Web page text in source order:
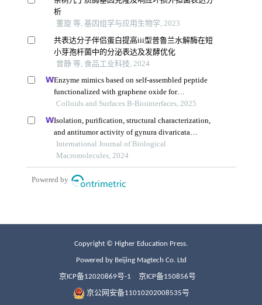
Copyright © Higher Education Press.
Powered by Beijing Magtech Co. Ltd
京ICP备12020869号-1 京ICP备150856号
京公网安备11010202008535号